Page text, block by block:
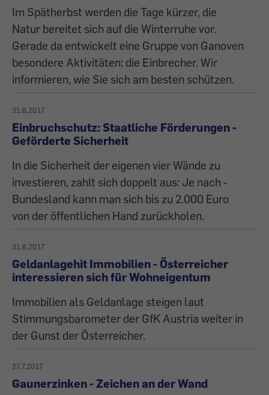
Im Spätherbst werden die Tage kürzer, die
Natur bereitet sich auf die Winterruhe vor.
Gerade da entwickelt eine Gruppe von Ganoven
besondere Aktivitäten: die Einbrecher. Wir
informieren, wie Sie sich am besten schützen.
31.8.2017
Einbruchschutz: Staatliche Förderungen -
Geförderte Sicherheit
In die Sicherheit der eigenen vier Wände zu
investieren, zahlt sich doppelt aus: Je nach ­
Bundesland kann man sich bis zu 2.000 Euro
von der öffentlichen Hand zurückholen.
31.8.2017
Geldanlagehit Immobilien - Österreicher
interessieren sich für Wohneigentum
Immobilien als Geldanlage steigen laut
Stimmungsbarometer der GfK Austria weiter in
der Gunst der Österreicher.
27.7.2017
Gaunerzinken - Zeichen an der Wand